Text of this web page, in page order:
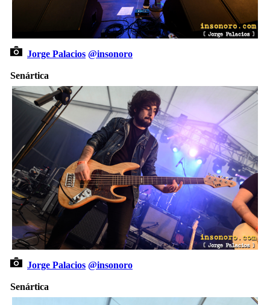
Jorge Palacios @insonoro
Senártica
Jorge Palacios @insonoro
Senártica